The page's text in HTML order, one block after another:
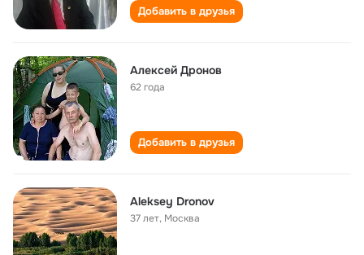
Добавить в друзья
Алексей Дронов
62 года
Добавить в друзья
Aleksey Dronov
37 лет, Москва